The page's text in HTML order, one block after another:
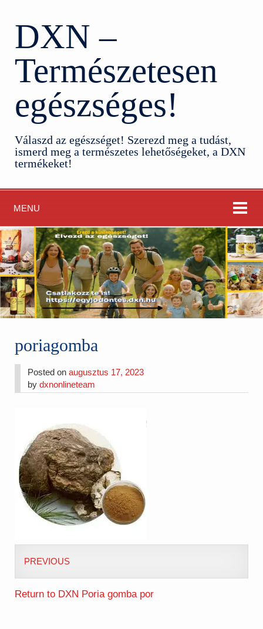
DXN –
Természetesen
egészséges!
Válaszd az egészséget! Szerezd meg a tudást,
ismerd meg a természetes lehetőségeket, a DXN
termékeket!
MENU
poriagomba
Posted onaugusztus 17, 2023
bydxnonlineteam
PREVIOUS
Return to DXN Poria gomba por